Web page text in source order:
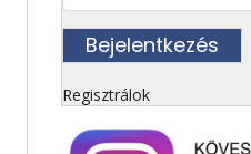
Regisztrálok